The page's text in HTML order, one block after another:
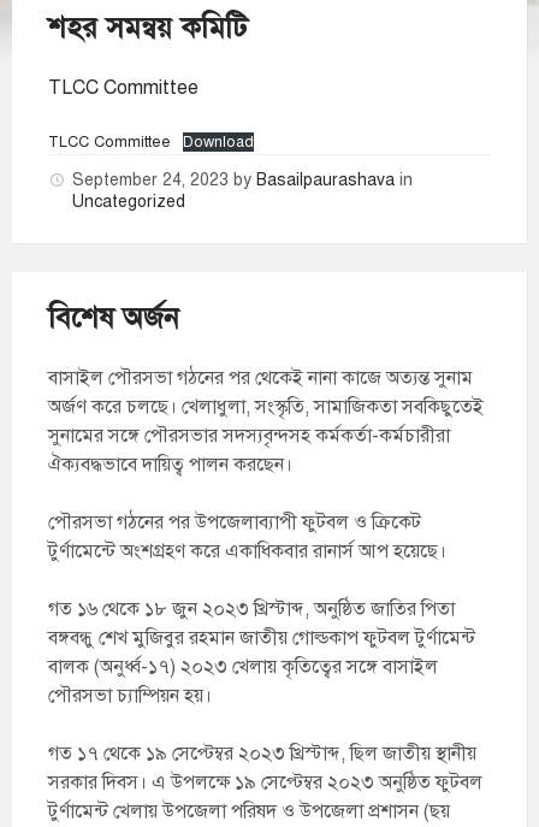
শহর সমন্বয় কমিটি
TLCC Committee
TLCC Committee Download
September 24, 2023 by Basailpaurashava in
Uncategorized
বিশেষ অর্জন
বাসাইল পৌরসভা গঠনের পর থেকেই নানা কাজে অত্যন্ত সুনাম
অর্জণ করে চলছে। খেলাধুলা, সংস্কৃতি, সামাজিকতা সবকিছুতেই
সুনামের সঙ্গে পৌরসভার সদস্যবৃন্দসহ কর্মকর্তা-কর্মচারীরা
ঐক্যবদ্ধভাবে দায়িত্ব পালন করছেন।
পৌরসভা গঠনের পর উপজেলাব্যাপী ফুটবল ও ক্রিকেট
টুর্ণামেন্টে অংশগ্রহণ করে একাধিকবার রানার্স আপ হয়েছে।
গত ১৬ থেকে ১৮ জুন ২০২৩ খ্রিস্টাব্দ, অনুষ্ঠিত জাতির পিতা
বঙ্গবন্ধু শেখ মুজিবুর রহমান জাতীয় গোল্ডকাপ ফুটবল টুর্ণামেন্ট
বালক (অনুর্ধ্ব-১৭) ২০২৩ খেলায় কৃতিত্বের সঙ্গে বাসাইল
পৌরসভা চ্যাম্পিয়ন হয়।
গত ১৭ থেকে ১৯ সেপ্টেম্বর ২০২৩ খ্রিস্টাব্দ, ছিল জাতীয় স্থানীয়
সরকার দিবস। এ উপলক্ষে ১৯ সেপ্টেম্বর ২০২৩ অনুষ্ঠিত ফুটবল
টুর্ণামেন্ট খেলায় উপজেলা পরিষদ ও উপজেলা প্রশাসন (ছয়